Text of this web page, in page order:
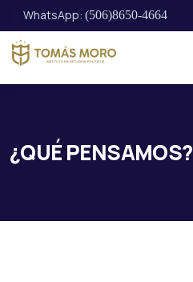
WhatsApp: (506)8650-4664
¿QUÉ PENSAMOS?